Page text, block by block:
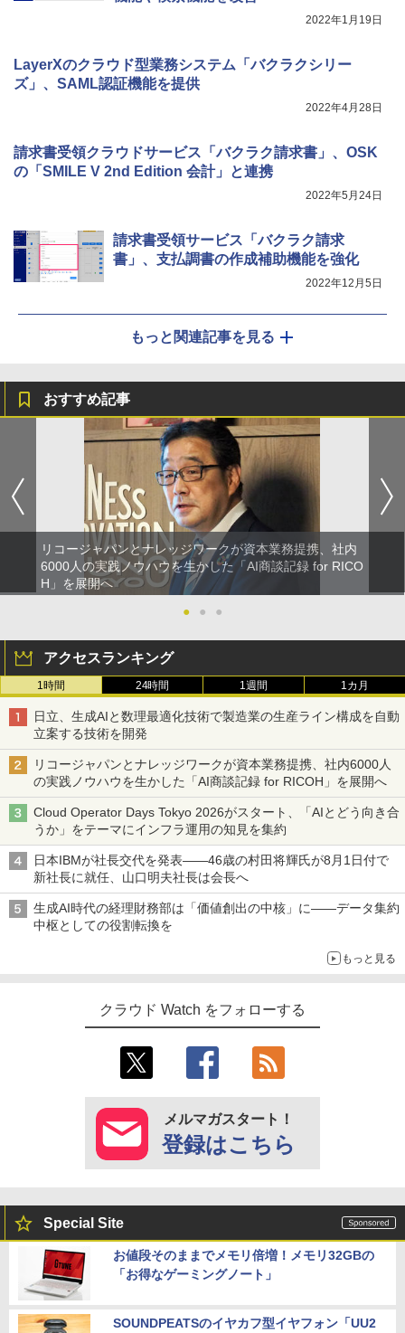
2022年1月19日
LayerXのクラウド型業務システム「バクラクシリー
ズ」、SAML認証機能を提供
2022年4月28日
請求書受領クラウドサービス「バクラク請求書」、OSK
の「SMILE V 2nd Edition 会計」と連携
2022年5月24日
請求書受領サービス「バクラク請求
書」、支払調書の作成補助機能を強化
2022年12月5日
もっと関連記事を見る
おすすめ記事
リコージャパンとナレッジワークが資本業務提携、社内
6000人の実践ノウハウを生かした「AI商談記録 for RICO
H」を展開へ
●
● ●
アクセスランキング
1時間 24時間 1週間 1カ月
日立、生成AIと数理最適化技術で製造業の生産ライン構成を自動
立案する技術を開発
リコージャパンとナレッジワークが資本業務提携、社内6000人
の実践ノウハウを生かした「AI商談記録 for RICOH」を展開へ
Cloud Operator Days Tokyo 2026がスタート、「AIとどう向き合
うか」をテーマにインフラ運用の知見を集約
日本IBMが社長交代を発表――46歳の村田将輝氏が8月1日付で
新社長に就任、山口明夫社長は会長へ
生成AI時代の経理財務部は「価値創出の中核」に――データ集約
中枢としての役割転換を
もっと見る
クラウド Watch をフォローする
メルマガスタート！
登録はこちら
Special Site
お値段そのままでメモリ倍増！メモリ32GBの
「お得なゲーミングノート」
SOUNDPEATSのイヤカフ型イヤフォン「UU2